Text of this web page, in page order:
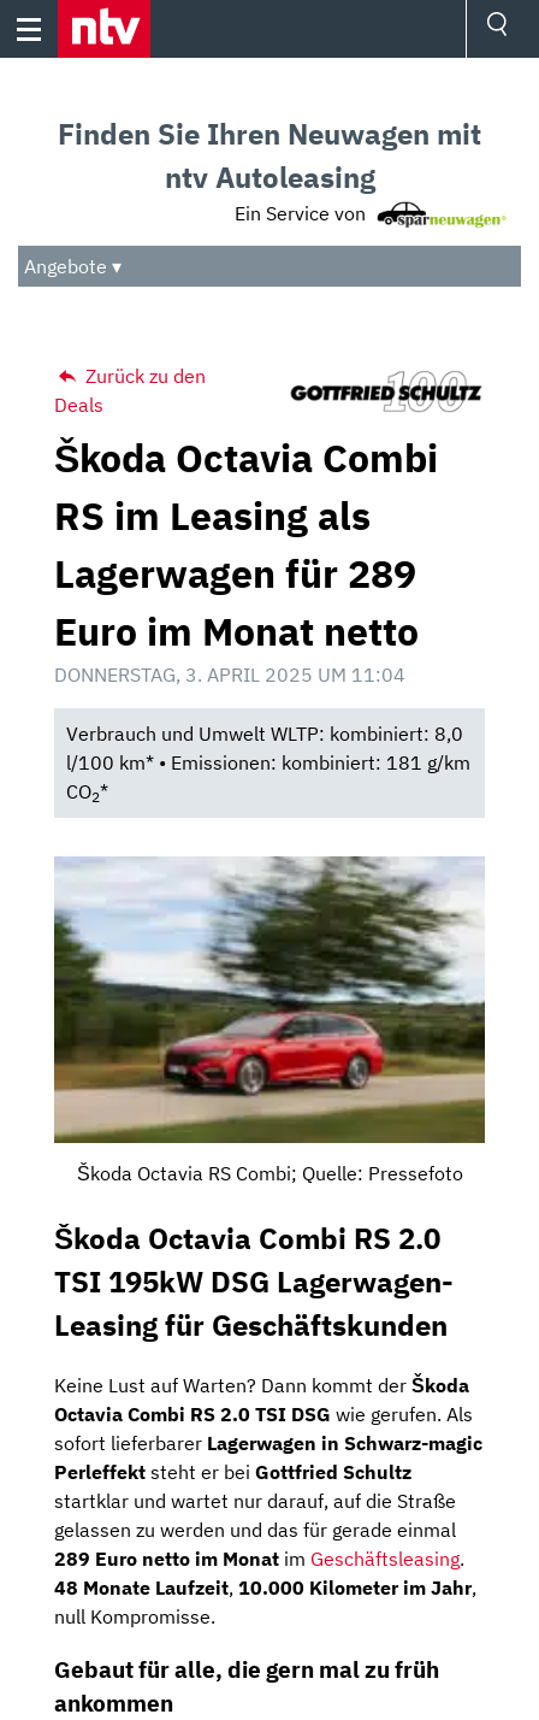
Skip
Audio
Das Beste
Finden Sie Ihren Neuwagen mit
ntv Autoleasing
Ein Service von
Angebote ▾
Zurück zu den
Deals
Škoda Octavia Combi
RS im Leasing als
Lagerwagen für 289
Euro im Monat netto
DONNERSTAG, 3. APRIL 2025 UM 11:04
Verbrauch und Umwelt WLTP: kombiniert: 8,0
l/100 km* • Emissionen: kombiniert: 181 g/km
CO2*
Škoda Octavia RS Combi; Quelle: Pressefoto
Škoda Octavia Combi RS 2.0
TSI 195kW DSG Lagerwagen-
Leasing für Geschäftskunden
Keine Lust auf Warten? Dann kommt der Škoda
Octavia Combi RS 2.0 TSI DSG wie gerufen. Als
sofort lieferbarer Lagerwagen in Schwarz-magic
Perleffekt steht er bei Gottfried Schultz
startklar und wartet nur darauf, auf die Straße
gelassen zu werden und das für gerade einmal
289 Euro netto im Monat im Geschäftsleasing.
48 Monate Laufzeit, 10.000 Kilometer im Jahr,
null Kompromisse.
Gebaut für alle, die gern mal zu früh
ankommen